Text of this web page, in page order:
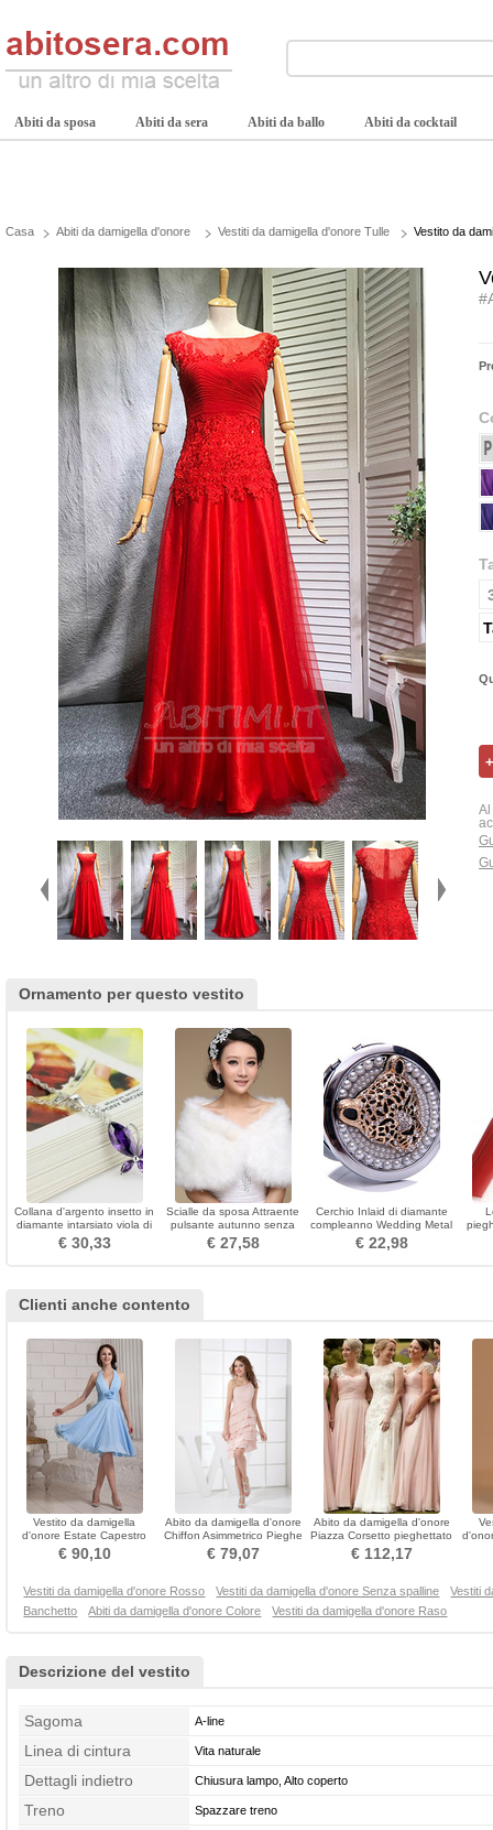
Abiti da sposa Abiti da sera Abiti da ballo Abiti da cocktail
Casa Abiti da damigella d'onore Vestiti da damigella d'onore Tulle Vestito da
Al
Ornamento per questo vestito
Collana d'argento insetto in
diamante intarsiato viola di
moda
€ 30,33
Scialle da sposa Attraente
pulsante autunno senza
maniche
€ 27,58
Cerchio Inlaid di diamante
compleanno Wedding Metal
Folding pettine
€ 22,98
Clienti anche contento
Vestito da damigella
d'onore Estate Capestro
Chiusura lampo A-line
€ 90,10
Abito da damigella d'onore
Chiffon Asimmetrico Pieghe
Senza maniche
€ 79,07
Abito da damigella d'onore
Piazza Corsetto pieghettato
Maniche cotta
€ 112,17
Vestiti da damigella d'onore Rosso Vestiti da damigella d'onore Senza spalline
Vestiti
Banchetto
Abiti da damigella d'onore Colore Vestiti da damigella d'onore Raso
Descrizione del vestito
Sagoma A-line
Linea di cintura Vita naturale
Dettagli indietro Chiusura lampo, Alto coperto
Treno Spazzare treno